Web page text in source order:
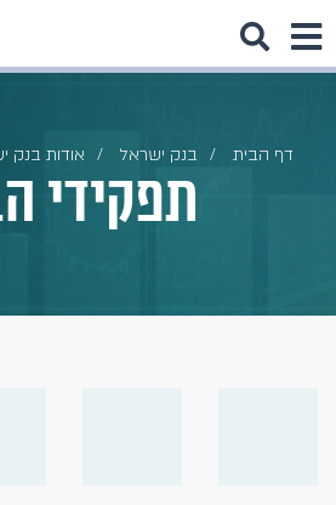
דף הבית בנק ישראל אודות בנק
תפקידי